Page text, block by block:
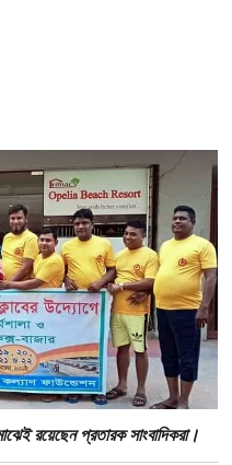
রয়েছেন প্রতারক সাংবাদিকরা।